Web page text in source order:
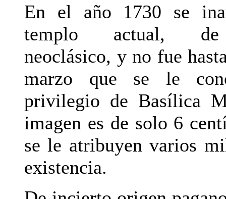
En el año 1730 se
templo actual,
neoclásico, y no fue
marzo que se le
privilegio de Basílica
imagen es de solo 6
se le atribuyen varios
existencia.